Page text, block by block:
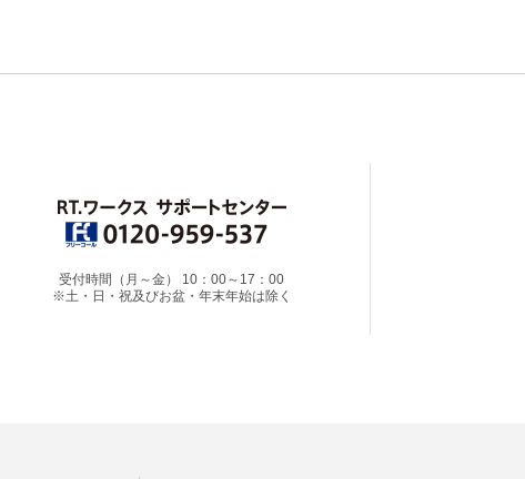
受付時間（月～金） 10：00～17：00
※土・日・祝及びお盆・年末年始は除く